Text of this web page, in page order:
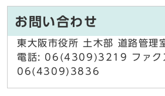
お問い合わせ
東大阪市役所 土木部 道路管理
電話: 06(4309)3219 ファク
06(4309)3836